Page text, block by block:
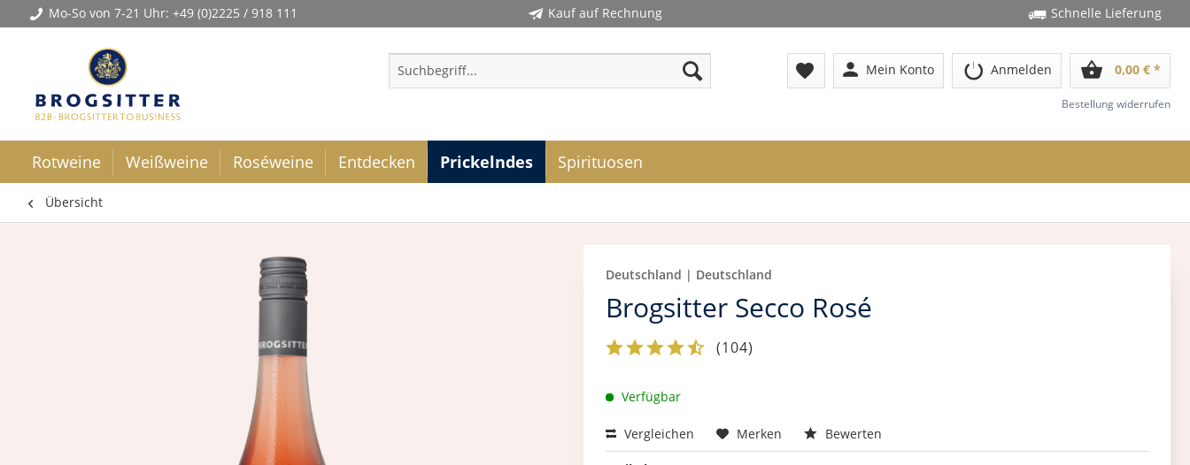
Mo-So von 7-21 Uhr: +49 (0)2225 / 918 111 Kauf auf Rechnung Schnelle Lieferung
favorite person Mein Konto Anmelden shopping_basket 0,00 € *
Bestellung widerrufen
Rotweine Weißweine Roséweine Entdecken Prickelndes Spirituosen
Übersicht
Deutschland | Deutschland
Brogsitter Secco Rosé
(104)
Verfügbar
Vergleichen Merken Bewerten